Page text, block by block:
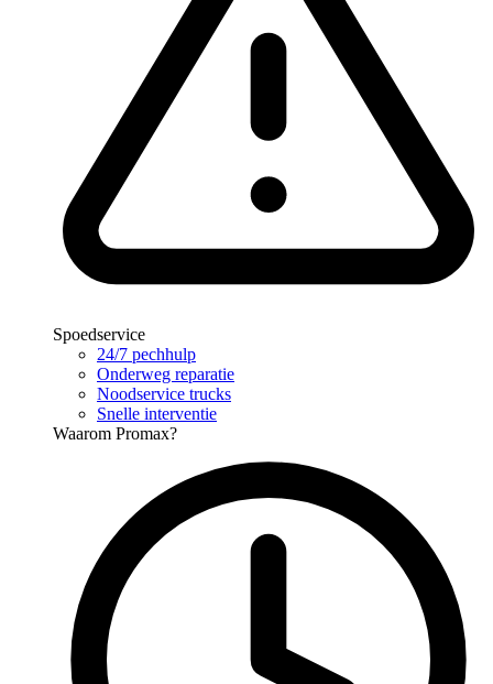
Spoedservice
24/7 pechhulp
Onderweg reparatie
Noodservice trucks
Snelle interventie
Waarom Promax?